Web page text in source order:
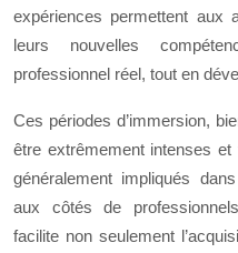
expériences permettent aux
leurs nouvelles
professionnel réel, tout en
Ces périodes d’immersion,
être extrêmement intenses
généralement impliqués
aux côtés de
facilite non seulement